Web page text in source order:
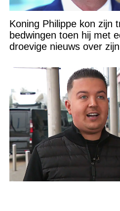
Koning Philippe kon zijn
bedwingen toen hij met
droevige nieuws over